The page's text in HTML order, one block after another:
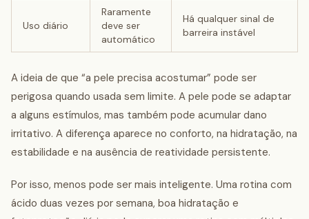
Uso diário
Raramente
deve ser
automático
Há qualquer sinal de
barreira instável
A ideia de que “a pele precisa acostumar” pode ser
perigosa quando usada sem limite. A pele pode se adaptar
a alguns estímulos, mas também pode acumular dano
irritativo. A diferença aparece no conforto, na hidratação, na
estabilidade e na ausência de reatividade persistente.
Por isso, menos pode ser mais inteligente. Uma rotina com
ácido duas vezes por semana, boa hidratação e